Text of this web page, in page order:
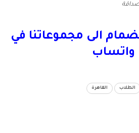
الى مجموعاتنا في
واتساب
الطلاب القاهرة